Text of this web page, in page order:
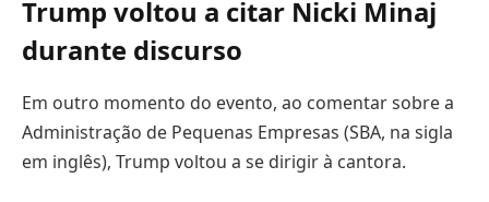
Trump voltou a citar Nicki Minaj
durante discurso
Em outro momento do evento, ao comentar sobre a
Administração de Pequenas Empresas (SBA, na sigla
em inglês), Trump voltou a se dirigir à cantora.